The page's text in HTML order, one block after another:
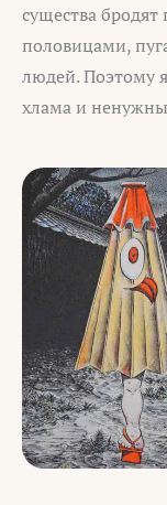
существа
половицами,
людей. Поэтому
хлама и